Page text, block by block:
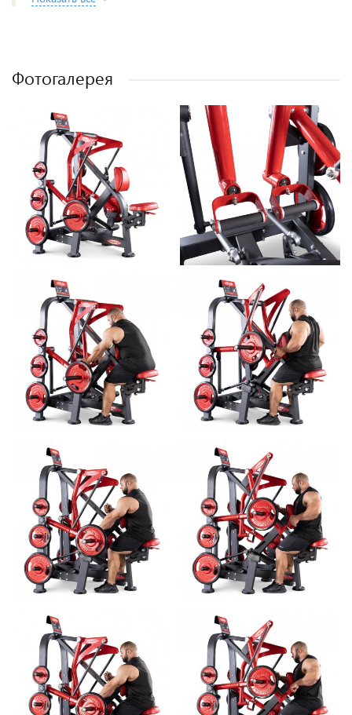
Фотогалерея